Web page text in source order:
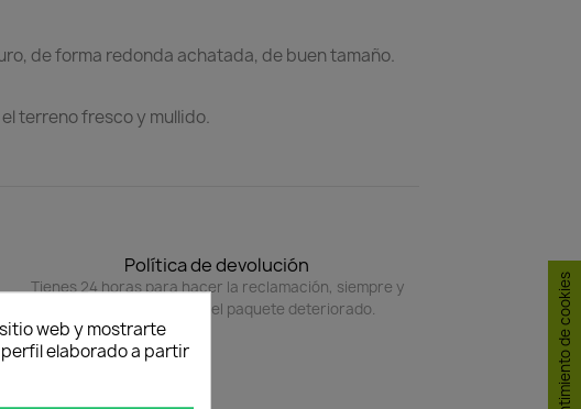
de forma redonda achatada, de buen tamaño.
terreno fresco y mullido.
Política de devolución
Tienes 24 horas para hacer la reclamación, siempre y
cuando adjunte foto del paquete deteriorado.
web y mostrarte
elaborado a partir
Consentimiento de cookies